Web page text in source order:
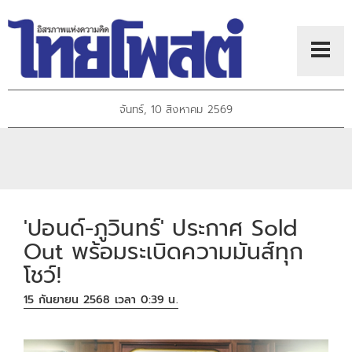
จันทร์, 10 สิงหาคม 2569
'ปอนด์-ภูวินทร์' ประกาศ Sold
Out พร้อมระเบิดความมันส์ทุก
โชว์!
15 กันยายน 2568 เวลา 0:39 น.